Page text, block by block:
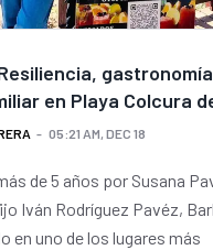
en Playa Colcura
05:21 AM, DEC 18
de 5 años por Susana
Iván Rodríguez Pavéz,
en uno de los lugares más